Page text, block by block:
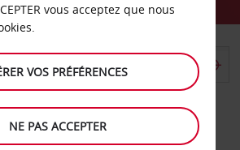
autre agence de retour
DATE DE RETOUR
vous acceptez que nous
VOS PRÉFÉRENCES
NE PAS ACCEPTER